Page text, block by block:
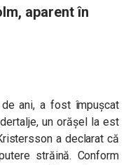
aparent în
ani, a fost împușcat
un orășel la est
a declarat că
străină. Conform